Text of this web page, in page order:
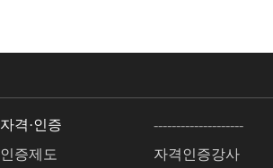
자격·인증
인증제도
--------------------
자격인증강사